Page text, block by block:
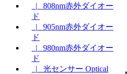
|_ 808nm赤外ダイオー
ド
|_ 905nm赤外ダイオー
ド
|_ 980nm赤外ダイオー
ド
|_ 光センサー Optical